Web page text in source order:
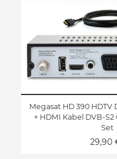
Megasat HD 390 HDTV
+ HDMI Kabel DVB-
Set
29,90